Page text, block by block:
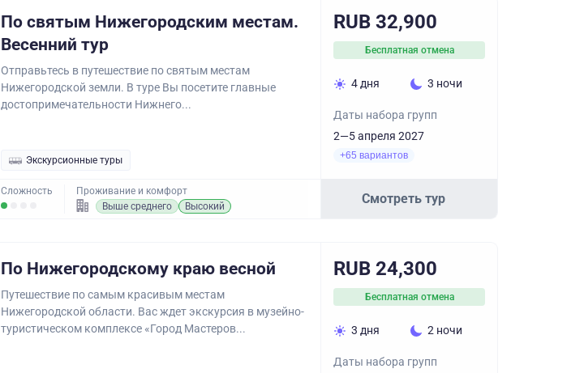
По святым Нижегородским местам.
Весенний тур
Отправьтесь в путешествие по святым местам
Нижегородской земли. В туре Вы посетите главные
достопримечательности Нижнего...
Экскурсионные туры
Сложность
Проживание и комфорт
Выше среднего
Высокий
RUB 32,900
Бесплатная отмена
4 дня 3 ночи
Даты набора групп
2—5 апреля 2027
+65 вариантов
Смотреть тур
По Нижегородскому краю весной
Путешествие по самым красивым местам
Нижегородской области. Вас ждет экскурсия в музейно-
туристическом комплексе «Город Мастеров...
RUB 24,300
Бесплатная отмена
3 дня 2 ночи
Даты набора групп